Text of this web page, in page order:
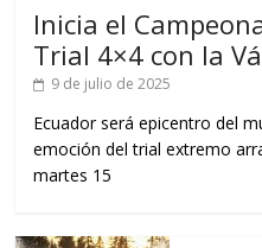
Inicia el
Trial 4×4 con la
9 de julio de 2025
Ecuador será epicentro del
emoción del trial extremo
martes 15